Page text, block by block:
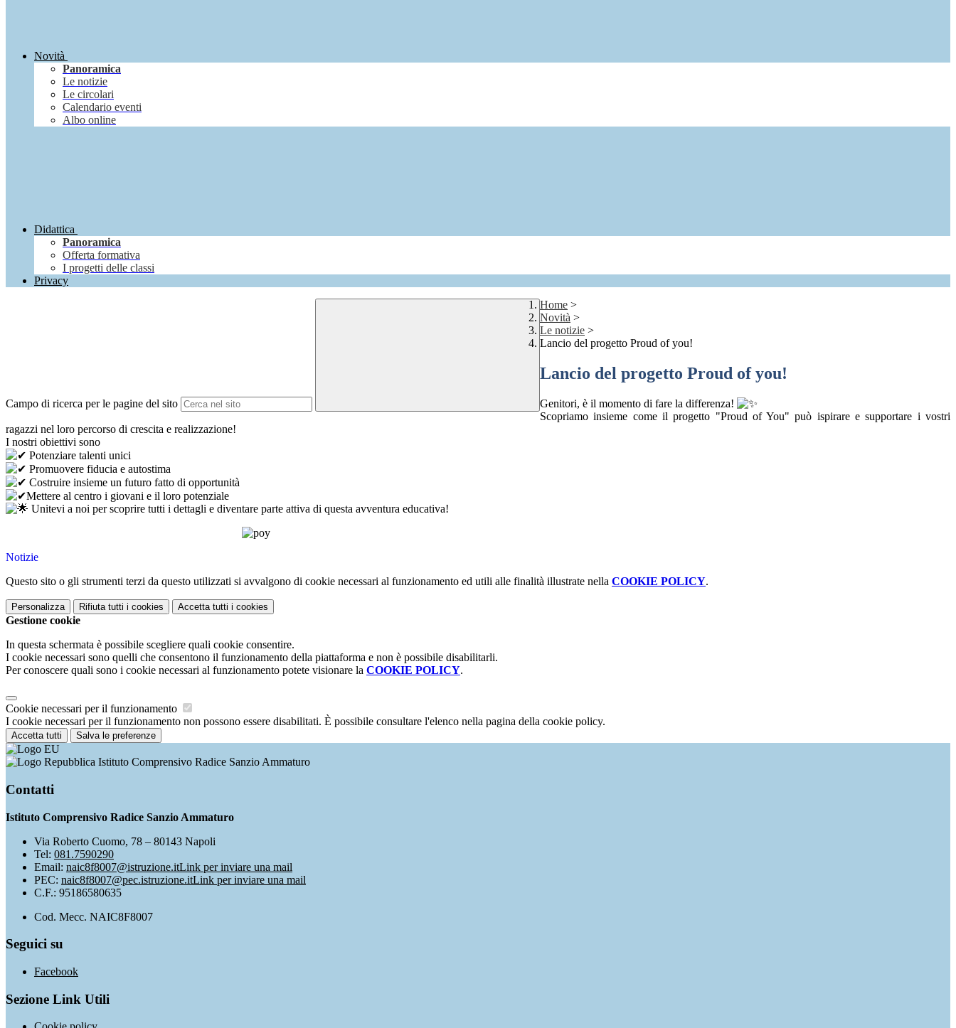
Novità
Panoramica
Le notizie
Le circolari
Calendario eventi
Albo online
Didattica
Panoramica
Offerta formativa
I progetti delle classi
Privacy
Campo di ricerca per le pagine del sito
Home >
Novità >
Le notizie >
Lancio del progetto Proud of you!
Lancio del progetto Proud of you!
Genitori, è il momento di fare la differenza!
Scopriamo insieme come il progetto "Proud of You" può ispirare e supportare i vostri
ragazzi nel loro percorso di crescita e realizzazione!
I nostri obiettivi sono
Potenziare talenti unici
Promuovere fiducia e autostima
Costruire insieme un futuro fatto di opportunità
Mettere al centro i giovani e il loro potenziale
Unitevi a noi per scoprire tutti i dettagli e diventare parte attiva di questa avventura educativa!
Notizie
Questo sito o gli strumenti terzi da questo utilizzati si avvalgono di cookie necessari al funzionamento ed utili alle finalità illustrate nella COOKIE POLICY.
Personalizza Rifiuta tutti i cookies Accetta tutti i cookies
Gestione cookie
In questa schermata è possibile scegliere quali cookie consentire.
I cookie necessari sono quelli che consentono il funzionamento della piattaforma e non è possibile disabilitarli.
Per conoscere quali sono i cookie necessari al funzionamento potete visionare la COOKIE POLICY.
Cookie necessari per il funzionamento
I cookie necessari per il funzionamento non possono essere disabilitati. È possibile consultare l'elenco nella pagina della cookie policy.
Accetta tutti Salva le preferenze
Istituto Comprensivo Radice Sanzio Ammaturo
Contatti
Istituto Comprensivo Radice Sanzio Ammaturo
Via Roberto Cuomo, 78 – 80143 Napoli
Tel: 081.7590290
Email: naic8f8007@istruzione.itLink per inviare una mail
PEC: naic8f8007@pec.istruzione.itLink per inviare una mail
C.F.: 95186580635
Cod. Mecc. NAIC8F8007
Seguici su
Facebook
Sezione Link Utili